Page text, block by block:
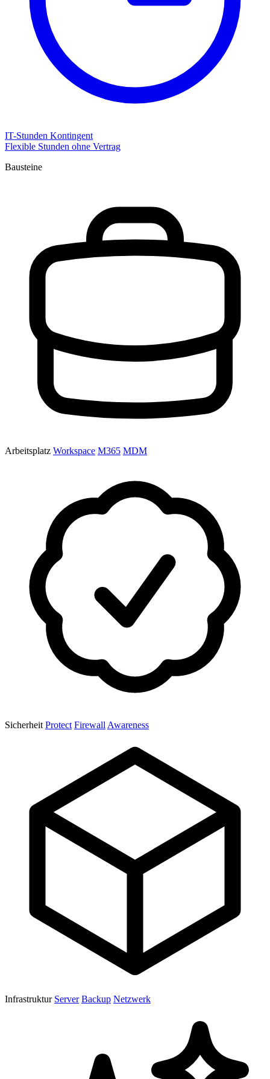
IT-Stunden Kontingent
Flexible Stunden ohne Vertrag
Bausteine
Arbeitsplatz Workspace M365 MDM
Sicherheit Protect Firewall Awareness
Infrastruktur Server Backup Netzwerk